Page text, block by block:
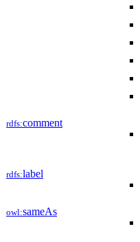
rdfs:comment
rdfs:label
owl:sameAs